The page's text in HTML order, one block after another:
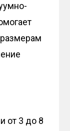
от 3 до 8